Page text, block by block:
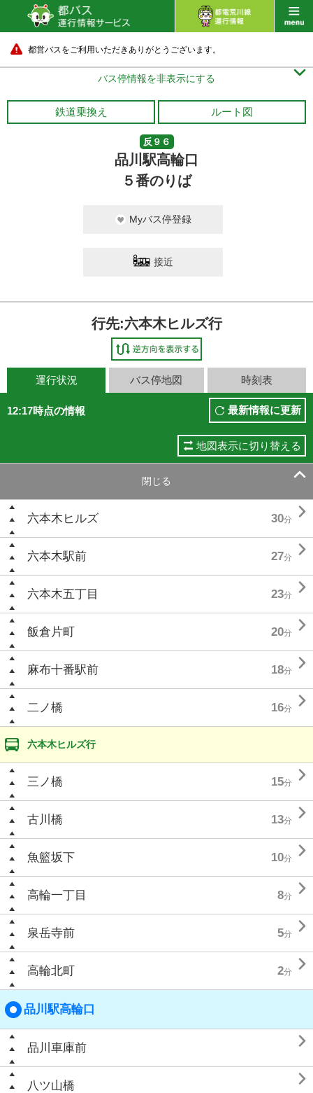
都営バスをご利用いただきありがとうございます。
バス停情報を非表示にする 
鉄道乗換え ルート図
反９６
品川駅高輪口
５番のりば
Myバス停登録
接近
行先:六本木ヒルズ行
運行状況 バス停地図 時刻表
12:17時点の情報 最新情報に更新
地図表示に切り替える
閉じる 
六本木ヒルズ 30分 
六本木駅前 27分 
六本木五丁目 23分 
飯倉片町 20分 
麻布十番駅前 18分 
二ノ橋 16分 
六本木ヒルズ行
三ノ橋 15分 
古川橋 13分 
魚籃坂下 10分 
高輪一丁目 8分 
泉岳寺前 5分 
高輪北町 2分 
品川駅高輪口
品川車庫前 
八ツ山橋 